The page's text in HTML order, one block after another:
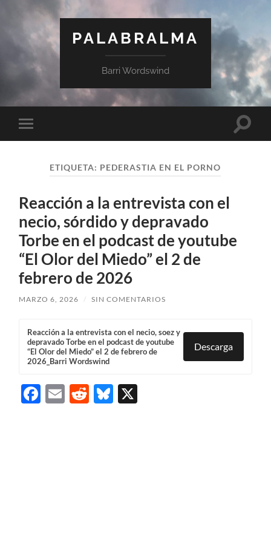
PALABRALMA
Barri Wordswind
ETIQUETA: PEDERASTIA EN EL PORNO
Reacción a la entrevista con el
necio, sórdido y depravado
Torbe en el podcast de youtube
“El Olor del Miedo” el 2 de
febrero de 2026
MARZO 6, 2026 / SIN COMENTARIOS
Reacción a la entrevista con el necio, soez y
depravado Torbe en el podcast de youtube
“El Olor del Miedo” el 2 de febrero de
2026_Barri Wordswind
Descarga
Facebook
EmailRedditBluesky